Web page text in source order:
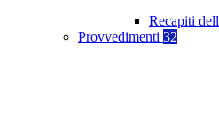
Recapiti
Provvedimenti 32